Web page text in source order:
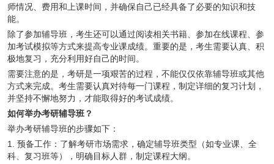
师情况、费用和上课时间，并确保自己已经具备了必要的知识和技
能。
除了参加辅导班，考生还可以通过阅读相关书籍、参加在线课程、参
加考试模拟等方式来提高专业课成绩。重要的是，考生需要认真、积
极地复习，充分利用好自己的时间。
需要注意的是，考研是一项艰苦的过程，不能仅仅依靠辅导班或其他
方式来完成。考生需要认真对待每一门课程，制定详细的复习计划，
并坚持不懈地努力，才能取得好的考试成绩。
如何举办考研辅导班？
举办考研辅导班的步骤如下：
1. 预备工作：了解考研市场需求，确定辅导班类型（如专业课、全
科、复习班等），明确目标人群，制定课程大纲。